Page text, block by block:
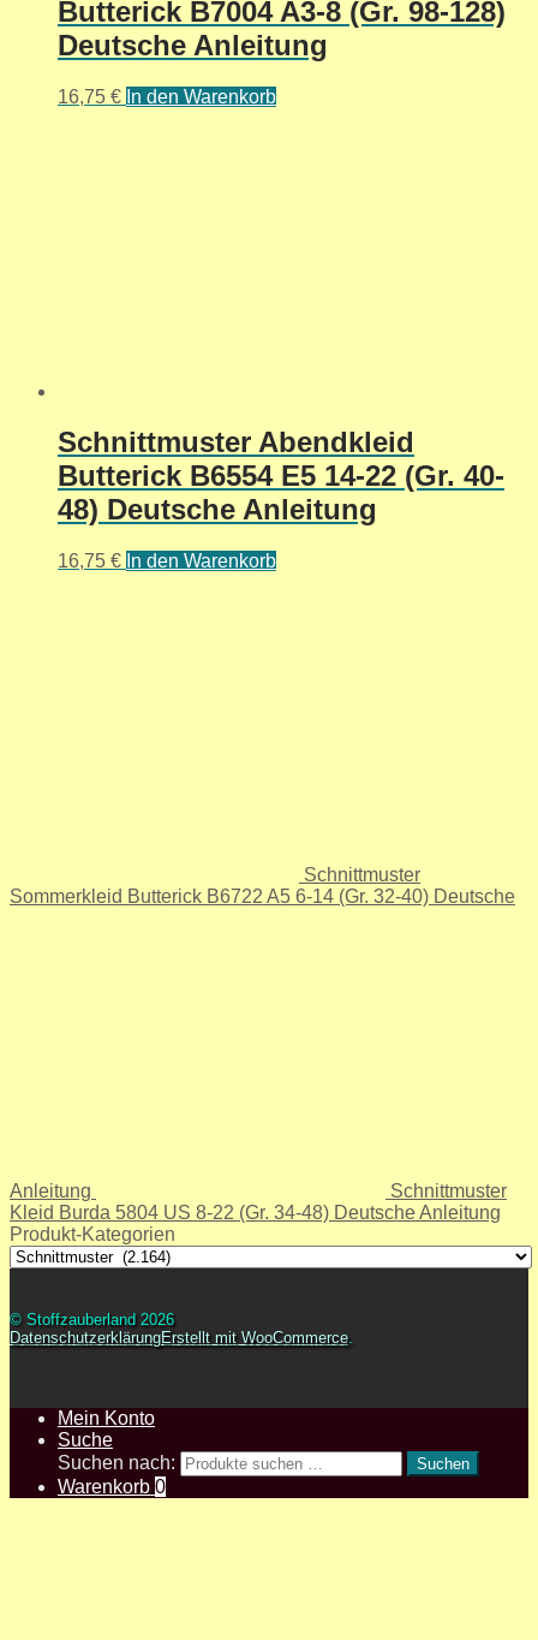
Butterick B7004 A3-8 (Gr. 98-128)
Deutsche Anleitung
16,75 € In den Warenkorb
Schnittmuster Abendkleid
Butterick B6554 E5 14-22 (Gr. 40-
48) Deutsche Anleitung
16,75 € In den Warenkorb
Schnittmuster
Sommerkleid Butterick B6722 A5 6-14 (Gr. 32-40) Deutsche
Anleitung
Schnittmuster
Kleid Burda 5804 US 8-22 (Gr. 34-48) Deutsche Anleitung
Produkt-Kategorien
© Stoffzauberland 2026
DatenschutzerklärungErstellt mit WooCommerce.
Mein Konto
Suche
Suchen nach:
Suchen
Warenkorb 0